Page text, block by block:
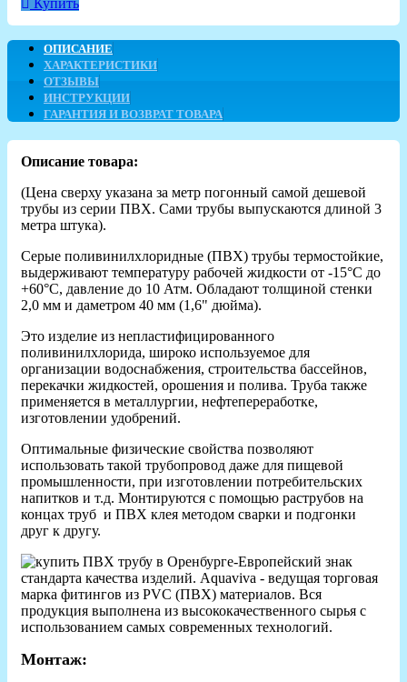
ОПИСАНИЕ
ХАРАКТЕРИСТИКИ
ОТЗЫВЫ
ИНСТРУКЦИИ
ГАРАНТИЯ И ВОЗВРАТ ТОВАРА
Описание товара:
(Цена сверху указана за метр погонный самой дешевой
трубы из серии ПВХ. Сами трубы выпускаются длиной 3
метра штука).
Серые поливинилхлоридные (ПВХ) трубы термостойкие,
выдерживают температуру рабочей жидкости от -15°C до
+60°C, давление до 10 Атм. Обладают толщиной стенки
2,0 мм и даметром 40 мм (1,6" дюйма).
Это изделие из непластифицированного
поливинилхлорида, широко используемое для
организации водоснабжения, строительства бассейнов,
перекачки жидкостей, орошения и полива. Труба также
применяется в металлургии, нефтепереработке,
изготовлении удобрений.
Оптимальные физические свойства позволяют
использовать такой трубопровод даже для пищевой
промышленности, при изготовлении потребительских
напитков и т.д. Монтируются с помощью раструбов на
концах труб и ПВХ клея методом сварки и подгонки
друг к другу.
-Европейский знак
стандарта качества изделий. Aquaviva - ведущая торговая
марка фитингов из PVC (ПВХ) материалов. Вся
продукция выполнена из высококачественного сырья с
использованием самых современных технологий.
Монтаж: